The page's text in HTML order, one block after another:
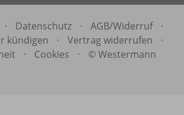
· Datenschutz · AGB/Widerruf
·
kündigen
· Vertrag widerrufen
·
· Cookies · © Westermann